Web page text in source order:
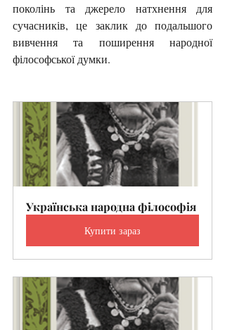
поколінь та джерело натхнення для
сучасників, це заклик до подальшого
вивчення та поширення народної
філософської думки.
Українська народна філософія
Купити зараз